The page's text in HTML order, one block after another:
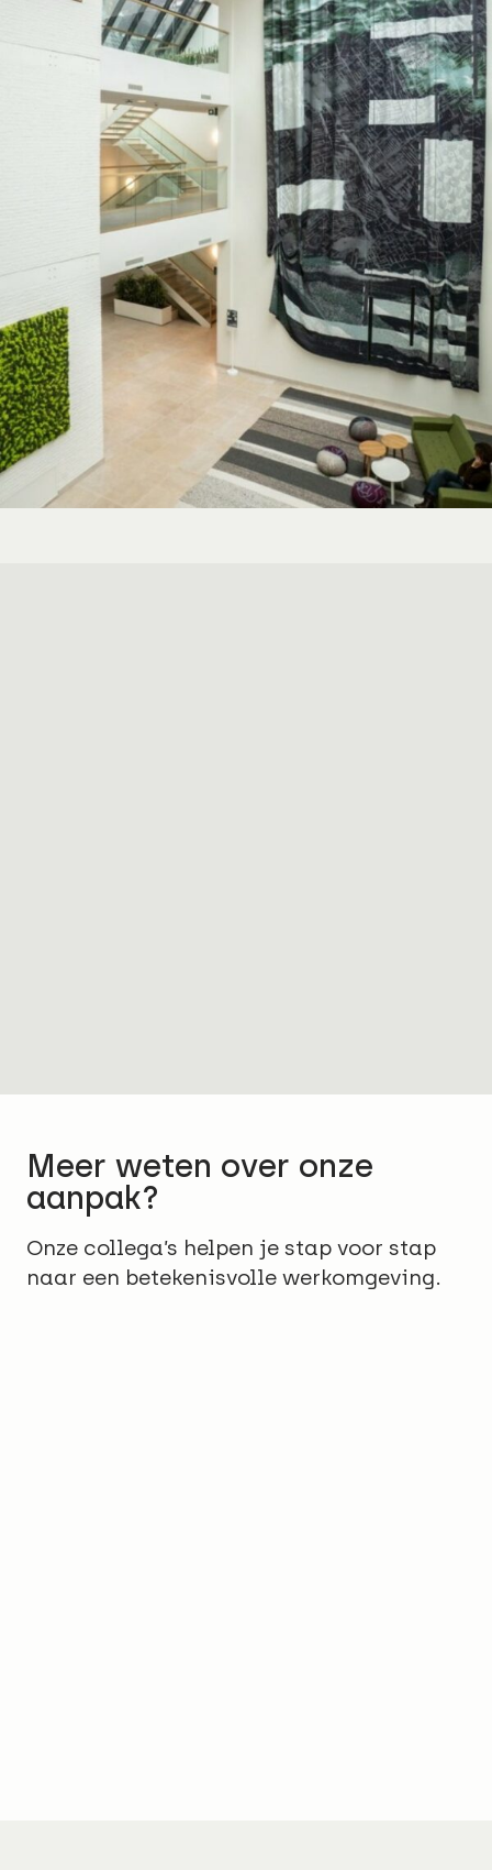
Meer weten over onze
aanpak?
Onze collega’s helpen je stap voor stap
naar een betekenisvolle werkomgeving.